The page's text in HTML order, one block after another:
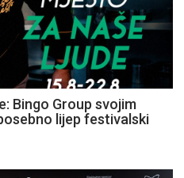
Bingo Group svojim
lijep festivalski